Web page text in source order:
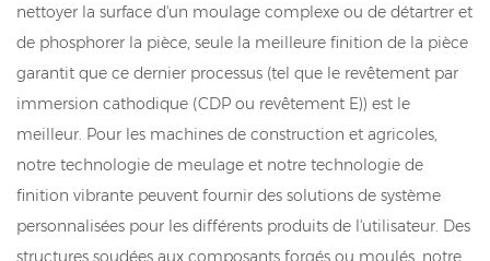
nettoyer la surface d'un moulage complexe ou de détartrer et
de phosphorer la pièce, seule la meilleure finition de la pièce
garantit que ce dernier processus (tel que le revêtement par
immersion cathodique (CDP ou revêtement E)) est le
meilleur. Pour les machines de construction et agricoles,
notre technologie de meulage et notre technologie de
finition vibrante peuvent fournir des solutions de système
personnalisées pour les différents produits de l'utilisateur. Des
structures soudées aux composants forgés ou moulés, notre